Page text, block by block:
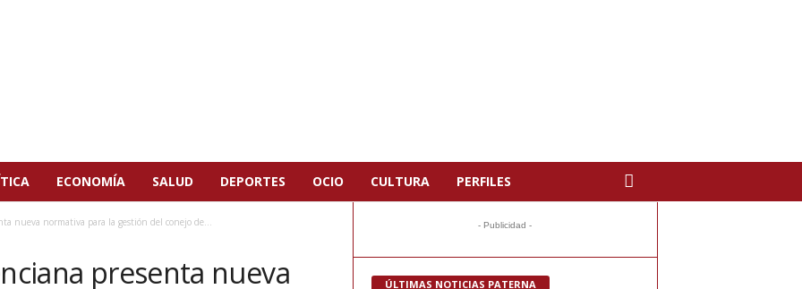
ECONOMÍA SALUD DEPORTES OCIO CULTURA PERFILES
nueva normativa para la gestión del conejo de...
presenta nueva
- Publicidad -
ÚLTIMAS NOTICIAS PATERNA